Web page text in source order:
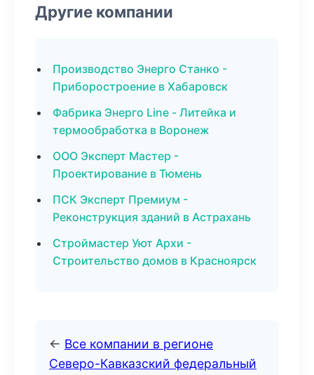
Другие компании
Производство Энерго Станко -
Приборостроение в Хабаровск
Фабрика Энерго Line - Литейка и
термообработка в Воронеж
ООО Эксперт Мастер -
Проектирование в Тюмень
ПСК Эксперт Премиум -
Реконструкция зданий в Астрахань
Строймастер Уют Архи -
Строительство домов в Красноярск
← Все компании в регионе
Северо-Кавказский федеральный